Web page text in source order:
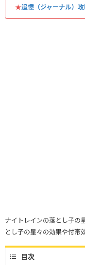
★追憶（ジャーナル）
ナイトレインの落とし子の
とし子の星々の効果や付帯
目次